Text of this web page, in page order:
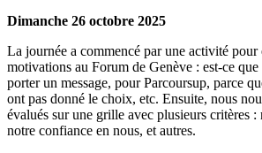
Dimanche 26 octobre 2025
La journée a commencé par une activité pour
motivations au Forum de Genève : est-ce
porter un message, pour Parcoursup, parce
ont pas donné le choix, etc. Ensuite, nous
évalués sur une grille avec plusieurs critères :
notre confiance en nous, et autres.